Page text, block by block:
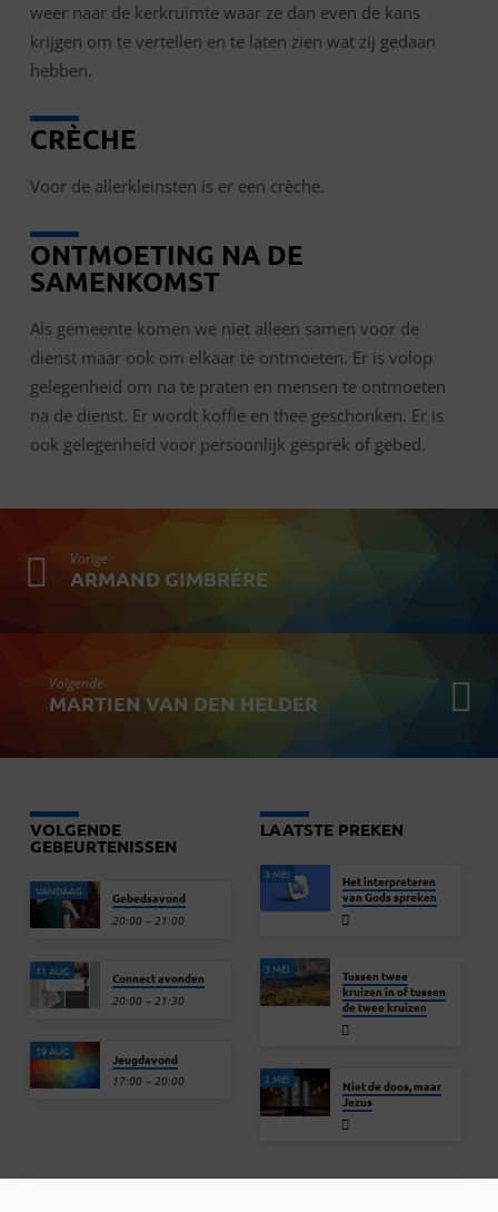
weer naar de kerkruimte waar ze dan even de kans
krijgen om te vertellen en te laten zien wat zij gedaan
hebben.
CRÈCHE
Voor de allerkleinsten is er een crèche.
ONTMOETING NA DE
SAMENKOMST
Als gemeente komen we niet alleen samen voor de
dienst maar ook om elkaar te ontmoeten. Er is volop
gelegenheid om na te praten en mensen te ontmoeten
na de dienst. Er wordt koffie en thee geschonken. Er is
ook gelegenheid voor persoonlijk gesprek of gebed.
Vorige
ARMAND GIMBRÉRE
Volgende
MARTIEN VAN DEN HELDER
VOLGENDE
GEBEURTENISSEN
VANDAAG Gebedsavond
20:00 – 21:00
11 AUG Connect avonden
20:00 – 21:30
19 AUG Jeugdavond
17:00 – 20:00
LAATSTE PREKEN
3 MEI
Het interpreteren
van Gods spreken
3 MEI
Tussen twee
kruizen in of tussen
de twee kruizen
2 MEI
Niet de doos, maar
Jezus